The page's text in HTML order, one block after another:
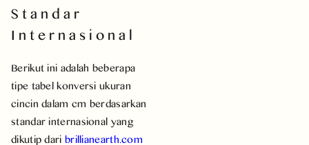
Standar
Internasional
Berikut ini adalah beberapa
tipe tabel konversi ukuran
cincin dalam cm berdasarkan
standar internasional yang
dikutip dari brillianearth.com